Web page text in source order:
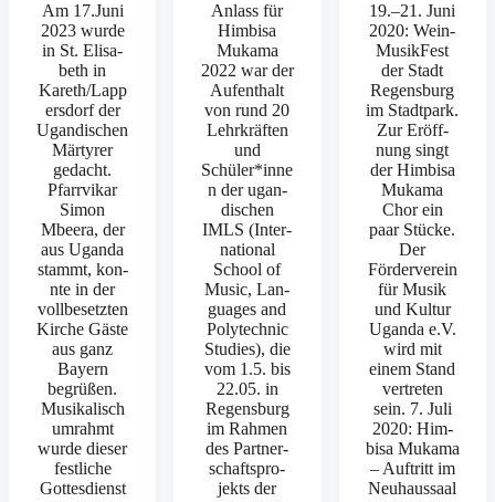
Am 17.Juni
2023 wurde
in St. Elis­a­
beth in
Kareth/Lapp
ersdorf der
Ugan­dis­chen
Mär­tyr­er
gedacht.
Pfar­rvikar
Simon
Mbeera, der
aus Ugan­da
stammt, kon­
nte in der
vollbe­set­zten
Kirche Gäste
aus ganz
Bay­ern
begrüßen.
Musikalisch
umrahmt
wurde dieser
fes­tliche
Gottes­di­enst
Anlass für
Him­bisa
Muka­ma
2022 war der
Aufen­thalt
von rund 20
Lehrkräften
und
Schüler*inne
n der ugan­
dis­chen
IMLS (Inter­
na­tion­al
School of
Music, Lan­
guages and
Poly­tech­nic
Stud­ies), die
vom 1.5. bis
22.05. in
Regens­burg
im Rah­men
des Part­ner­
schaft­spro­
jek­ts der
19.–21. Juni
2020: Wein­
Musik­Fest
der Stadt
Regens­burg
im Stadt­park.
Zur Eröff­
nung singt
der Him­bisa
Muka­ma
Chor ein
paar Stücke.
Der
Fördervere­in
für Musik
und Kul­tur
Ugan­da e.V.
wird mit
einem Stand
vertreten
sein. 7. Juli
2020: Him­
bisa Muka­ma
– Auftritt im
Neuhaus­saal